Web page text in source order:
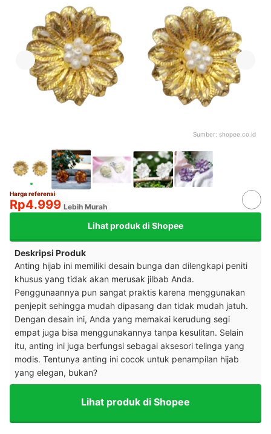
Sumber: shopee.co.id
Harga referensi
Rp4.999 Lebih Murah
Lihat produk di Shopee
Deskripsi Produk
Anting hijab ini memiliki desain bunga dan dilengkapi peniti
khusus yang tidak akan merusak jilbab Anda.
Penggunaannya pun sangat praktis karena menggunakan
penjepit sehingga mudah dipasang dan tidak mudah jatuh.
Dengan desain ini, Anda yang memakai kerudung segi
empat juga bisa menggunakannya tanpa kesulitan. Selain
itu, anting ini juga berfungsi sebagai aksesori telinga yang
modis. Tentunya anting ini cocok untuk penampilan hijab
yang elegan, bukan?
Lihat produk di Shopee